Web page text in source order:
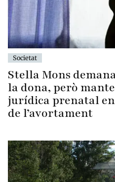
Societat
Stella Mons
la dona, però
jurídica prenatal
de l’avortament